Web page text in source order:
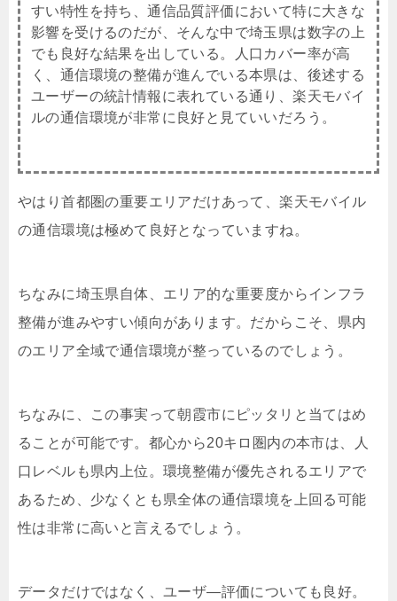
すい特性を持ち、通信品質評価において特に大きな
影響を受けるのだが、そんな中で埼玉県は数字の上
でも良好な結果を出している。人口カバー率が高
く、通信環境の整備が進んでいる本県は、後述する
ユーザーの統計情報に表れている通り、楽天モバイ
ルの通信環境が非常に良好と見ていいだろう。
やはり首都圏の重要エリアだけあって、楽天モバイル
の通信環境は極めて良好となっていますね。
ちなみに埼玉県自体、エリア的な重要度からインフラ
整備が進みやすい傾向があります。だからこそ、県内
のエリア全域で通信環境が整っているのでしょう。
ちなみに、この事実って朝霞市にピッタリと当てはめ
ることが可能です。都心から20キロ圏内の本市は、人
口レベルも県内上位。環境整備が優先されるエリアで
あるため、少なくとも県全体の通信環境を上回る可能
性は非常に高いと言えるでしょう。
データだけではなく、ユーザ―評価についても良好。